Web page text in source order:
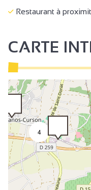
Restaurant à
CARTE
4